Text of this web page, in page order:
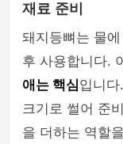
재료 준비
돼지등뼈는 물
후 사용합니다.
애는 핵심입니
크기로 썰어 준
을 더하는 역할